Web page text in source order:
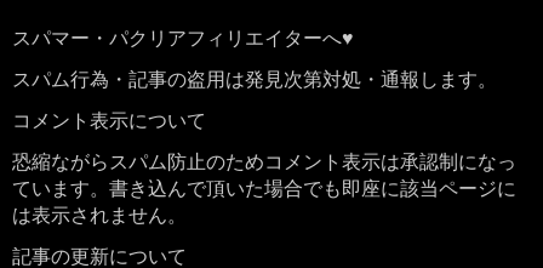
スパマー・パクリアフィリエイターへ♥
スパム行為・記事の盗用は発見次第対処・通報します。
コメント表示について
恐縮ながらスパム防止のためコメント表示は承認制になっ
ています。書き込んで頂いた場合でも即座に該当ページに
は表示されません。
記事の更新について